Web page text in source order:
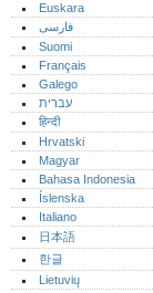
Euskara
فارسی
Suomi
Français
Galego
עברית
हिन्दी
Hrvatski
Magyar
Bahasa Indonesia
Íslenska
Italiano
日本語
한글
Lietuvių